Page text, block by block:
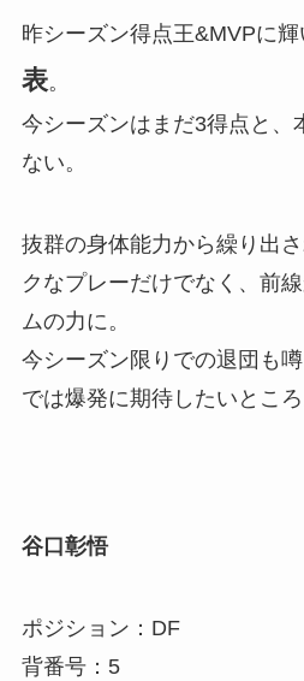
昨シーズン得点王&MVPに輝
表。
今シーズンはまだ3得点と、
ない。
抜群の身体能力から繰り出
クなプレーだけでなく、前
ムの力に。
今シーズン限りでの退団も
では爆発に期待したいところ
谷口彰悟
ポジション：DF
背番号：5